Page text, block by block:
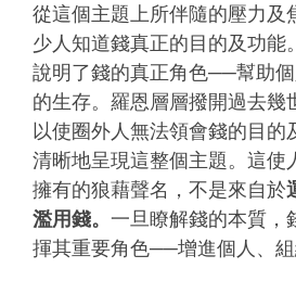
從這個主題上所伴隨的壓力及
少人知道錢真正的目的及功能
說明了錢的真正角色──幫助
的生存。羅恩層層撥開過去幾
以使圈外人無法領會錢的目的
清晰地呈現這整個主題。這使
擁有的狼藉聲名，不是來自於
濫用錢。 一旦瞭解錢的本質，
揮其重要角色──增進個人、組